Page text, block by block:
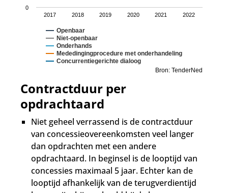
Openbaar
Niet-openbaar
Onderhands
Mededingingprocedure met onderhandeling
Concurrentiegerichte dialoog
2017 2018 2019 2020 2021 2022
0
Bron: TenderNed
Contractduur per
opdrachtaard
Niet geheel verrassend is de contractduur
van concessieovereenkomsten veel langer
dan opdrachten met een andere
opdrachtaard. In beginsel is de looptijd van
concessies maximaal 5 jaar. Echter kan de
looptijd afhankelijk van de terugverdientijd